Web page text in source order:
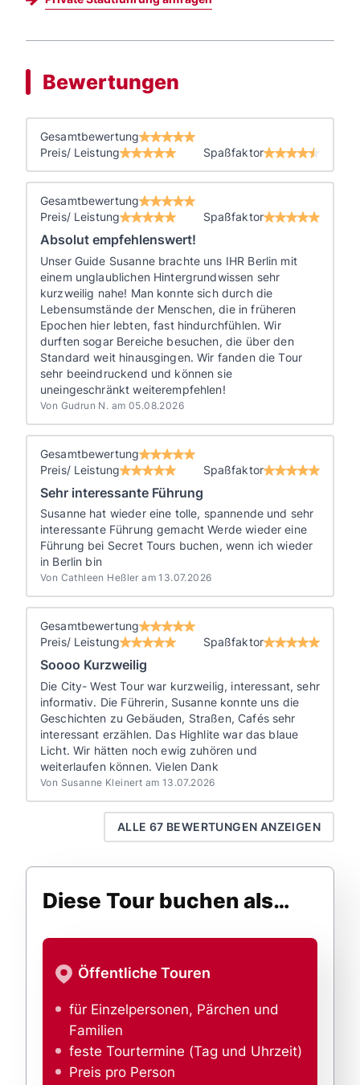
Bewertungen
Gesamtbewertung
Preis/ Leistung
Spaßfaktor
Gesamtbewertung
Preis/ Leistung
Spaßfaktor
Absolut empfehlenswert!
Unser Guide Susanne brachte uns IHR Berlin mit
einem unglaublichen Hintergrundwissen sehr
kurzweilig nahe! Man konnte sich durch die
Lebensumstände der Menschen, die in früheren
Epochen hier lebten, fast hindurchfühlen. Wir
durften sogar Bereiche besuchen, die über den
Standard weit hinausgingen. Wir fanden die Tour
sehr beeindruckend und können sie
uneingeschränkt weiterempfehlen!
Von Gudrun N. am 05.08.2026
Gesamtbewertung
Preis/ Leistung
Spaßfaktor
Sehr interessante Führung
Susanne hat wieder eine tolle, spannende und sehr
interessante Führung gemacht Werde wieder eine
Führung bei Secret Tours buchen, wenn ich wieder
in Berlin bin
Von Cathleen Heßler am 13.07.2026
Gesamtbewertung
Preis/ Leistung
Spaßfaktor
Soooo Kurzweilig
Die City- West Tour war kurzweilig, interessant, sehr
informativ. Die Führerin, Susanne konnte uns die
Geschichten zu Gebäuden, Straßen, Cafés sehr
interessant erzählen. Das Highlite war das blaue
Licht. Wir hätten noch ewig zuhören und
weiterlaufen können. Vielen Dank
Von Susanne Kleinert am 13.07.2026
ALLE 67 BEWERTUNGEN ANZEIGEN
Diese Tour buchen als…
Öffentliche Touren
für Einzelpersonen, Pärchen und
Familien
feste Tourtermine (Tag und Uhrzeit)
Preis pro Person